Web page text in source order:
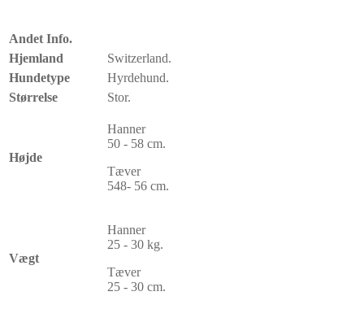
Andet Info.
Hjemland
Switzerland.
Hundetype
Hyrdehund.
Størrelse
Stor.
Højde
Hanner
50 - 58 cm.
Tæver
548- 56 cm.
Vægt
Hanner
25 - 30 kg.
Tæver
25 - 30 cm.